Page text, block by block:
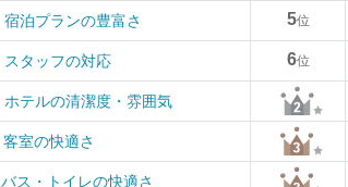
宿泊プランの豊富さ 5位
スタッフの対応 6位
ホテルの清潔度・雰囲気
客室の快適さ
バス・トイレの快適さ